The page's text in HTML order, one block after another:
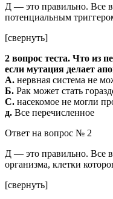
Д — это правильно. Все
потенциальным
[свернуть]
2 вопрос теста. Что из
если мутация делает
А. нервная система не
Б. Рак может стать
С. насекомое не могли
д. Все перечисленное
Ответ на вопрос № 2
Д — это правильно. Все
организма, клетки
[свернуть]